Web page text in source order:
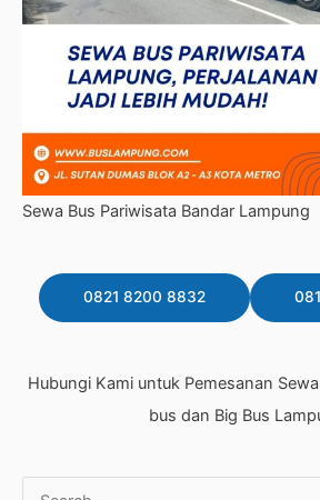
Sewa Bus Pariwisata Bandar Lampung
0821 8200 8832
Hubungi Kami untuk Pemesanan
bus dan Big Bus